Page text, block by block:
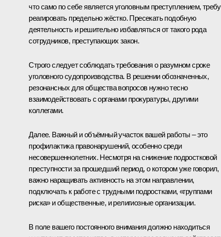
что само по себе является уголовным преступлением,
реагировать предельно жёстко. Пресекать подобную
деятельность и решительно избавляться от такого рода
сотрудников, преступающих закон.
Строго следует соблюдать требования о разумном сроке
уголовного судопроизводства. В решении обозначенных,
резонансных для общества вопросов нужно тесно
взаимодействовать с органами прокуратуры, другими
коллегами.
Далее. Важный и объёмный участок вашей работы – это
профилактика правонарушений, особенно среди
несовершеннолетних. Несмотря на снижение подростковой
преступности за прошедший период, о котором уже говорил,
важно наращивать активность на этом направлении,
подключать к работе с трудными подростками, «группами
риска» и общественные, и религиозные организации.
В поле вашего постоянного внимания должно находиться